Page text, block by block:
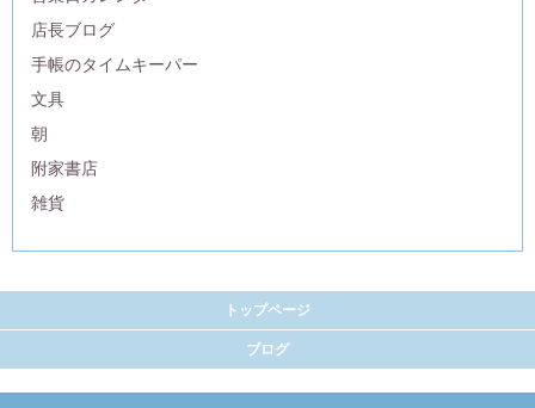
店長ブログ
手帳のタイムキーパー
文具
朝
附家書店
雑貨
トップページ
ブログ